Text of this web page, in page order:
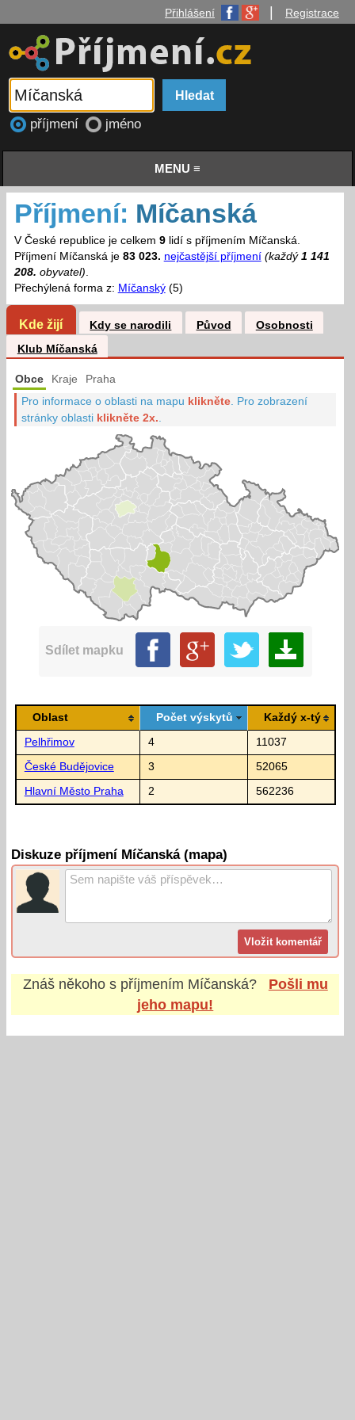
Přihlášení Registrace
příjmení jméno
MENU ≡
Příjmení: Míčanská
V České republice je celkem 9lidí s příjmením Míčanská.
Příjmení Míčanská je 83 023. nejčastější příjmení (každý 1 141
208. obyvatel).
Přechýlená forma z: Míčanský(5)
Kde žijí Kdy se narodili Původ
Osobnosti
Klub Míčanská
Obce Kraje Praha
Pro informace o oblasti na mapu klikněte Pro zobrazení
stránky oblasti klikněte 2x.
Sdílet mapku
Oblast Počet výskytů Každý x-tý
Pelhřimov 4 11037
České Budějovice 3 52065
Hlavní Město Praha 2 562236
Diskuze příjmení Míčanská (mapa)
Znáš někoho s příjmením Míčanská?
Pošli mu
jeho mapu!